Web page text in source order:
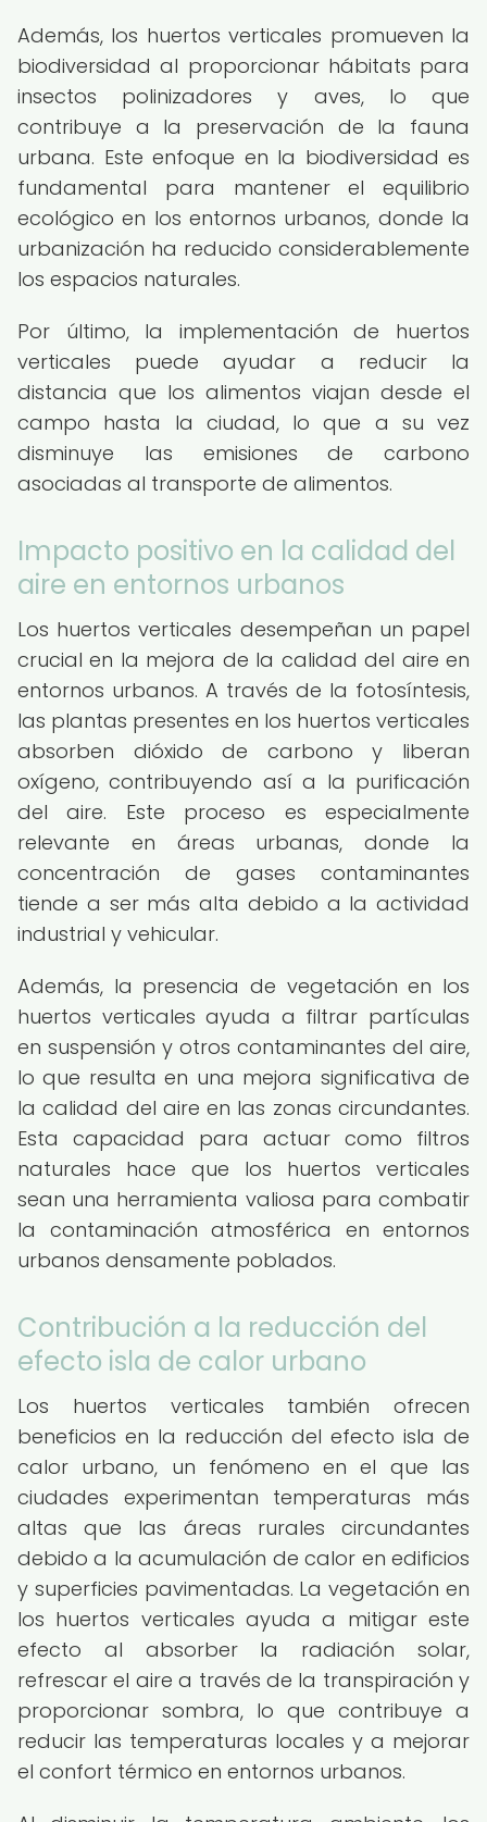
Además, los huertos verticales promueven la
biodiversidad al proporcionar hábitats para
insectos polinizadores y aves, lo que
contribuye a la preservación de la fauna
urbana. Este enfoque en la biodiversidad es
fundamental para mantener el equilibrio
ecológico en los entornos urbanos, donde la
urbanización ha reducido considerablemente
los espacios naturales.
Por último, la implementación de huertos
verticales puede ayudar a reducir la
distancia que los alimentos viajan desde el
campo hasta la ciudad, lo que a su vez
disminuye las emisiones de carbono
asociadas al transporte de alimentos.
Impacto positivo en la calidad del
aire en entornos urbanos
Los huertos verticales desempeñan un papel
crucial en la mejora de la calidad del aire en
entornos urbanos. A través de la fotosíntesis,
las plantas presentes en los huertos verticales
absorben dióxido de carbono y liberan
oxígeno, contribuyendo así a la purificación
del aire. Este proceso es especialmente
relevante en áreas urbanas, donde la
concentración de gases contaminantes
tiende a ser más alta debido a la actividad
industrial y vehicular.
Además, la presencia de vegetación en los
huertos verticales ayuda a filtrar partículas
en suspensión y otros contaminantes del aire,
lo que resulta en una mejora significativa de
la calidad del aire en las zonas circundantes.
Esta capacidad para actuar como filtros
naturales hace que los huertos verticales
sean una herramienta valiosa para combatir
la contaminación atmosférica en entornos
urbanos densamente poblados.
Contribución a la reducción del
efecto isla de calor urbano
Los huertos verticales también ofrecen
beneficios en la reducción del efecto isla de
calor urbano, un fenómeno en el que las
ciudades experimentan temperaturas más
altas que las áreas rurales circundantes
debido a la acumulación de calor en edificios
y superficies pavimentadas. La vegetación en
los huertos verticales ayuda a mitigar este
efecto al absorber la radiación solar,
refrescar el aire a través de la transpiración y
proporcionar sombra, lo que contribuye a
reducir las temperaturas locales y a mejorar
el confort térmico en entornos urbanos.